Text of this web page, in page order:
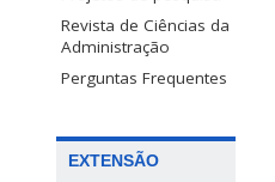
Revista de Ciências da
Administração
Perguntas Frequentes
EXTENSÃO